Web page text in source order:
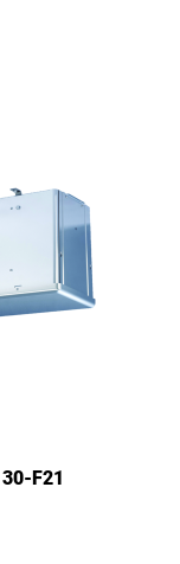
F21